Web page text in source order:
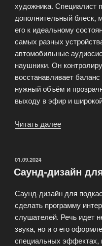
художника. Специалист
дополнительный блеск,
его к идеальному
самых разных
автомобильные
наушники. Он
восстанавливает
нужный объём и
выходу в эфир и
Читать далее
ОПУБЛИКОВАНО
01.09.2024
Саунд-дизайн
Саунд-дизайн для
сделать программу
слушателей. Речь идет
звука, но и о его
специальных